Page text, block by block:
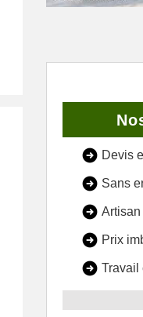
Devis
Sans
Prix
Travail